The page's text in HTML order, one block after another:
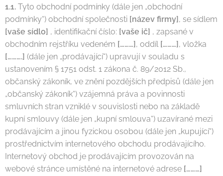
1.1. Tyto obchodní podmínky (dále jen „obchodní
podmínky“) obchodní společnosti [název firmy], se sídlem
[vaše sídlo] , identifikační číslo: [vaše ič] , zapsané v
obchodním rejstříku vedeném [………], oddíl [………], vložka
[……….] (dále jen „prodávající“) upravují v souladu s
ustanovením § 1751 odst. 1 zákona č. 89/2012 Sb.,
občanský zákoník, ve znění pozdějších předpisů (dále jen
„občanský zákoník“) vzájemná práva a povinnosti
smluvních stran vzniklé v souvislosti nebo na základě
kupní smlouvy (dále jen „kupní smlouva“) uzavírané mezi
prodávajícím a jinou fyzickou osobou (dále jen „kupující“)
prostřednictvím internetového obchodu prodávajícího.
Internetový obchod je prodávajícím provozován na
webové stránce umístěné na internetové adrese [………]